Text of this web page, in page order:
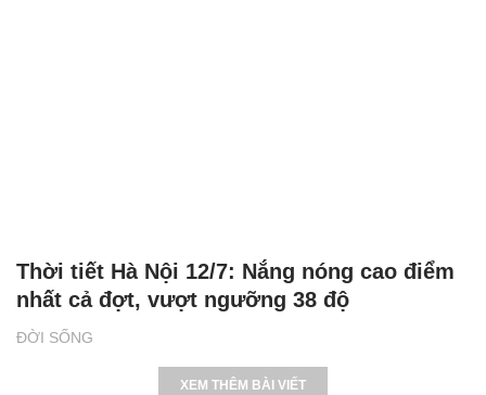
ĐỜI SỐNG
Thời tiết Hà Nội 12/7: Nắng nóng cao điểm
nhất cả đợt, vượt ngưỡng 38 độ
XEM THÊM BÀI VIẾT